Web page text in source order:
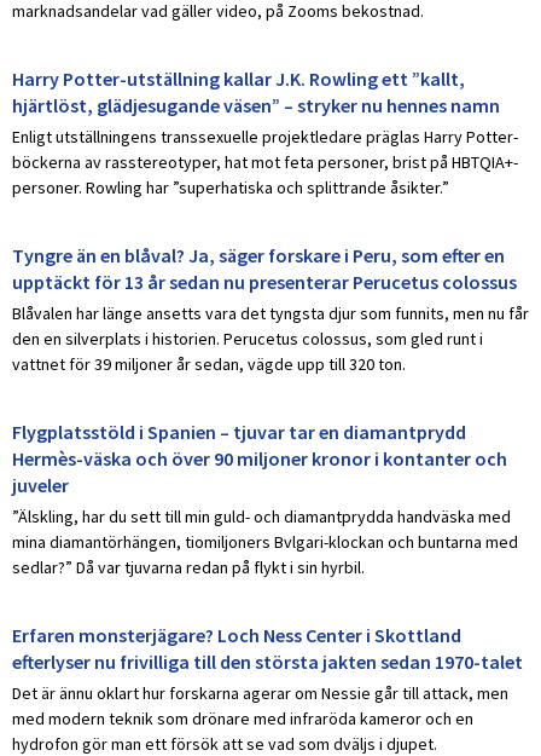
marknadsandelar vad gäller video, på Zooms bekostnad.
Harry Potter-utställning kallar J.K. Rowling ett ”kallt,
hjärtlöst, glädjesugande väsen” – stryker nu hennes namn
Enligt utställningens transsexuelle projektledare präglas Harry Potter-
böckerna av rasstereotyper, hat mot feta personer, brist på HBTQIA+-
personer. Rowling har ”superhatiska och splittrande åsikter.”
Tyngre än en blåval? Ja, säger forskare i Peru, som efter en
upptäckt för 13 år sedan nu presenterar Perucetus colossus
Blåvalen har länge ansetts vara det tyngsta djur som funnits, men nu får
den en silverplats i historien. Perucetus colossus, som gled runt i
vattnet för 39 miljoner år sedan, vägde upp till 320 ton.
Flygplatsstöld i Spanien – tjuvar tar en diamantprydd
Hermès-väska och över 90 miljoner kronor i kontanter och
juveler
”Älskling, har du sett till min guld- och diamantprydda handväska med
mina diamantörhängen, tiomiljoners Bvlgari-klockan och buntarna med
sedlar?” Då var tjuvarna redan på flykt i sin hyrbil.
Erfaren monsterjägare? Loch Ness Center i Skottland
efterlyser nu frivilliga till den största jakten sedan 1970-talet
Det är ännu oklart hur forskarna agerar om Nessie går till attack, men
med modern teknik som drönare med infraröda kameror och en
hydrofon gör man ett försök att se vad som dväljs i djupet.